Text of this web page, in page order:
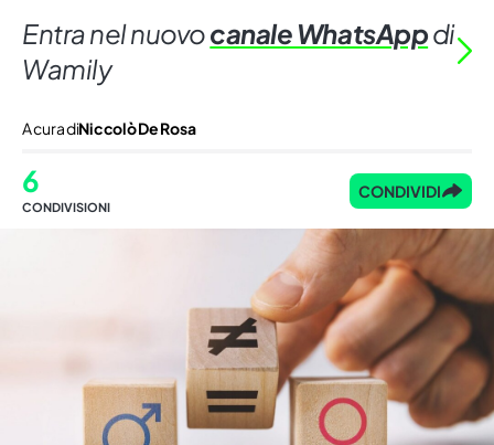
Entra nel nuovocanale WhatsAppdi
Wamily
A cura diNiccolò De Rosa
6
CONDIVISIONI
CONDIVIDI